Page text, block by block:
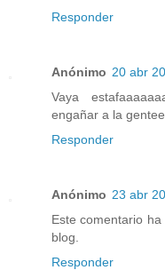
Responder
Anónimo 20 abr
Vaya
engañar a la gentee
Responder
Anónimo 23 abr
Este comentario
blog.
Responder